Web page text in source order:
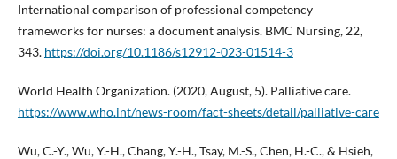
International comparison of professional competency
frameworks for nurses: a document analysis. BMC Nursing, 22,
343. https://doi.org/10.1186/s12912-023-01514-3
World Health Organization. (2020, August, 5). Palliative care.
https://www.who.int/news-room/fact-sheets/detail/palliative-care
Wu, C.-Y., Wu, Y.-H., Chang, Y.-H., Tsay, M.-S., Chen, H.-C., & Hsieh,